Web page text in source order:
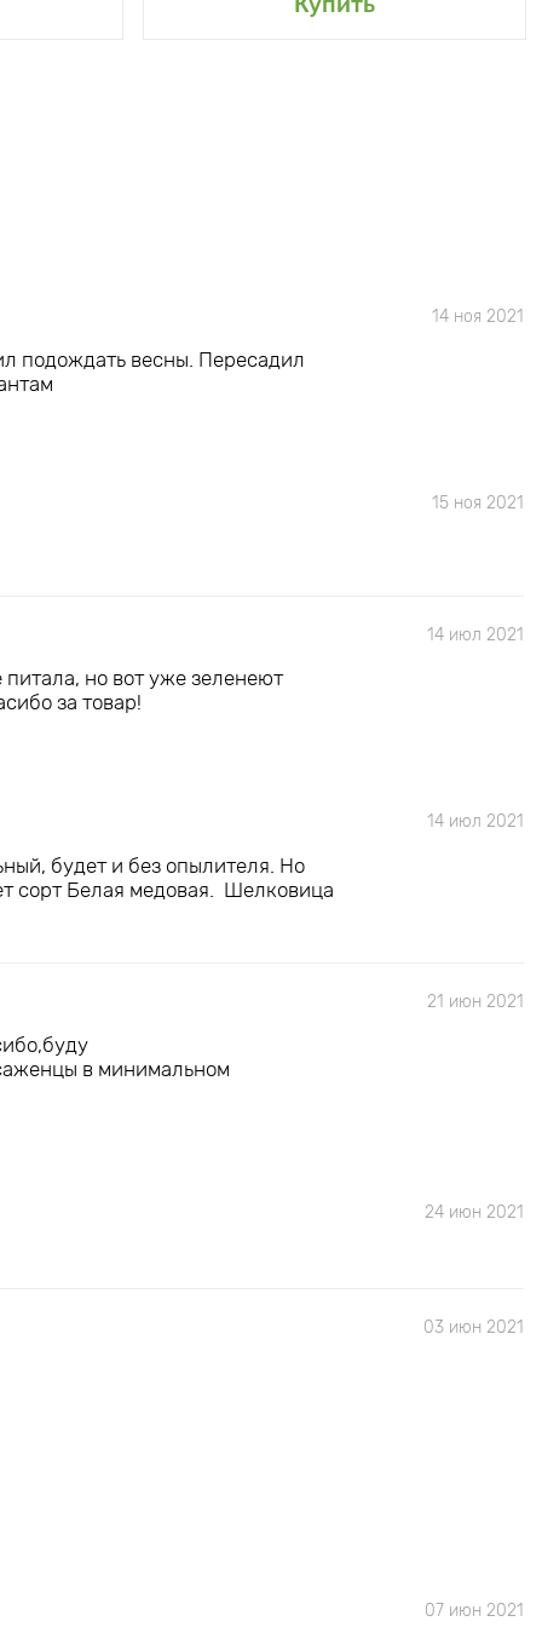
14 ноя 2021
подождать весны. Пересадил
15 ноя 2021
14 июл 2021
но вот уже зеленеют
за товар!
14 июл 2021
будет и без опылителя. Но
сорт Белая медовая. Шелковица
21 июн 2021
в минимальном
24 июн 2021
03 июн 2021
07 июн 2021